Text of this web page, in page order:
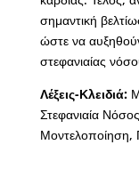
σημαντική
ώστε να
στεφανιαίας
Λέξεις-Κλειδιά:
Στεφανιαία
Μοντελοποίηση,